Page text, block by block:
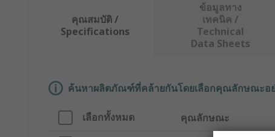
คุณสมบัติ /
Specifications
ข้อมูลทาง
เทคนิค /
Technical
Data Sheets
ค้นหาผลิตภัณฑ์ที่คล้ายกันโดยเลือกคุณลักษณะอย่
เลือกทั้งหมด คุณลักษณะ